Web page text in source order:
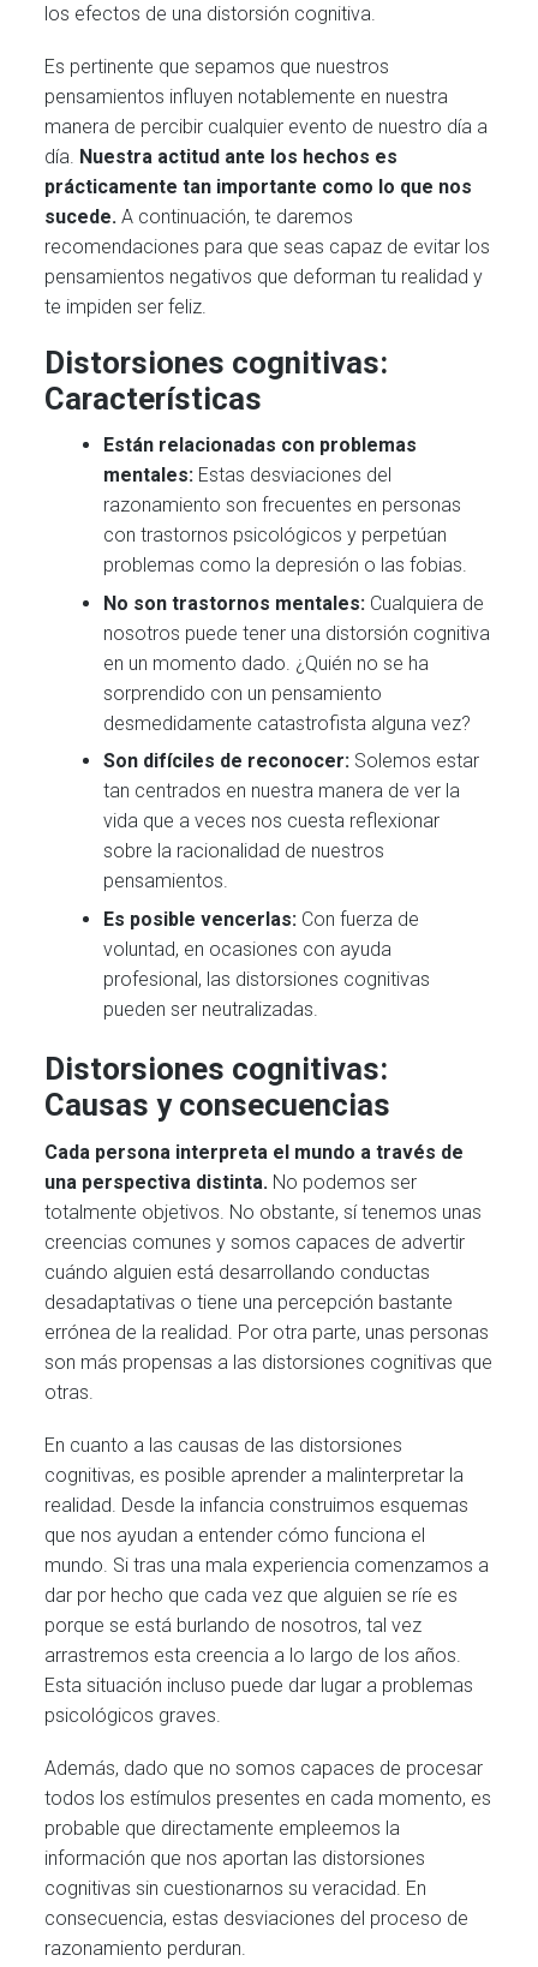
los efectos de una distorsión cognitiva.
Es pertinente que sepamos que nuestros
pensamientos influyen notablemente en nuestra
manera de percibir cualquier evento de nuestro día a
día. Nuestra actitud ante los hechos es
prácticamente tan importante como lo que nos
sucede. A continuación, te daremos
recomendaciones para que seas capaz de evitar los
pensamientos negativos que deforman tu realidad y
te impiden ser feliz.
Distorsiones cognitivas:
Características
Están relacionadas con problemas
mentales: Estas desviaciones del
razonamiento son frecuentes en personas
con trastornos psicológicos y perpetúan
problemas como la depresión o las fobias.
No son trastornos mentales: Cualquiera de
nosotros puede tener una distorsión cognitiva
en un momento dado. ¿Quién no se ha
sorprendido con un pensamiento
desmedidamente catastrofista alguna vez?
Son difíciles de reconocer: Solemos estar
tan centrados en nuestra manera de ver la
vida que a veces nos cuesta reflexionar
sobre la racionalidad de nuestros
pensamientos.
Es posible vencerlas: Con fuerza de
voluntad, en ocasiones con ayuda
profesional, las distorsiones cognitivas
pueden ser neutralizadas.
Distorsiones cognitivas:
Causas y consecuencias
Cada persona interpreta el mundo a través de
una perspectiva distinta. No podemos ser
totalmente objetivos. No obstante, sí tenemos unas
creencias comunes y somos capaces de advertir
cuándo alguien está desarrollando conductas
desadaptativas o tiene una percepción bastante
errónea de la realidad. Por otra parte, unas personas
son más propensas a las distorsiones cognitivas que
otras.
En cuanto a las causas de las distorsiones
cognitivas, es posible aprender a malinterpretar la
realidad. Desde la infancia construimos esquemas
que nos ayudan a entender cómo funciona el
mundo. Si tras una mala experiencia comenzamos a
dar por hecho que cada vez que alguien se ríe es
porque se está burlando de nosotros, tal vez
arrastremos esta creencia a lo largo de los años.
Esta situación incluso puede dar lugar a problemas
psicológicos graves.
Además, dado que no somos capaces de procesar
todos los estímulos presentes en cada momento, es
probable que directamente empleemos la
información que nos aportan las distorsiones
cognitivas sin cuestionarnos su veracidad. En
consecuencia, estas desviaciones del proceso de
razonamiento perduran.